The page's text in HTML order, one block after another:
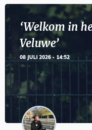
‘Welkom in
Veluwe’
08 JULI 2026 - 14:52